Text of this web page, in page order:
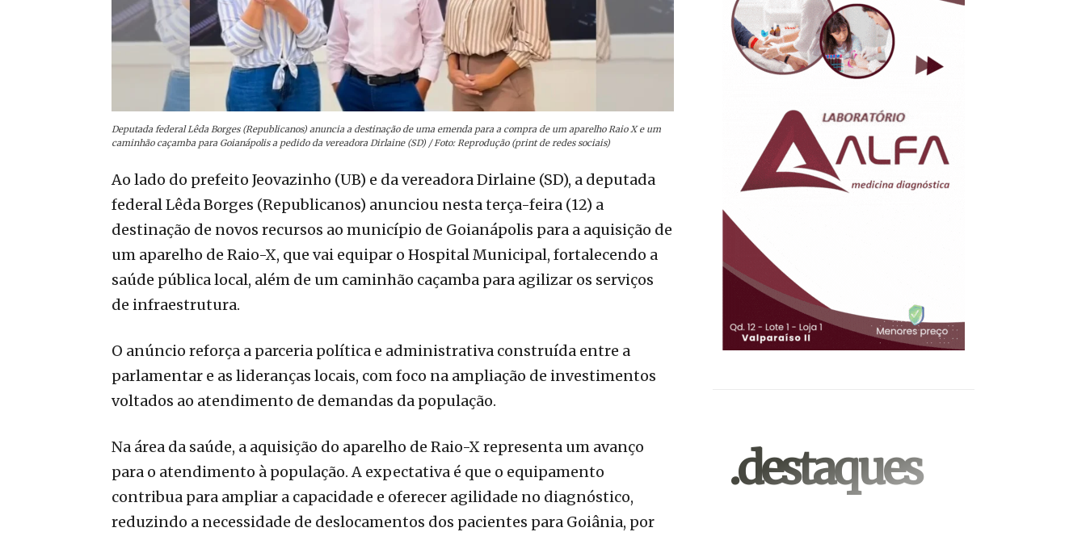
Deputada federal Lêda Borges (Republicanos) anuncia a destinação de uma emenda para a compra de um aparelho Raio X e um
caminhão caçamba para Goianápolis a pedido da vereadora Dirlaine (SD) / Foto: Reprodução (print de redes sociais)
Ao lado do prefeito Jeovazinho (UB) e da vereadora Dirlaine (SD), a deputada
federal Lêda Borges (Republicanos) anunciou nesta terça-feira (12) a
destinação de novos recursos ao município de Goianápolis para a aquisição de
um aparelho de Raio-X, que vai equipar o Hospital Municipal, fortalecendo a
saúde pública local, além de um caminhão caçamba para agilizar os serviços
de infraestrutura.
O anúncio reforça a parceria política e administrativa construída entre a
parlamentar e as lideranças locais, com foco na ampliação de investimentos
voltados ao atendimento de demandas da população.
Na área da saúde, a aquisição do aparelho de Raio-X representa um avanço
para o atendimento à população. A expectativa é que o equipamento
contribua para ampliar a capacidade e oferecer agilidade no diagnóstico,
reduzindo a necessidade de deslocamentos dos pacientes para Goiânia, por
.destaques